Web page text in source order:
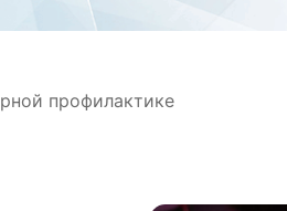
профилактике